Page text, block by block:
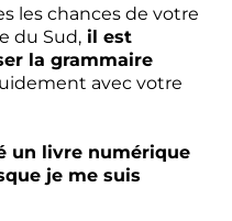
les chances de votre
du Sud, il est
la grammaire
avec votre
un livre numérique
je me suis